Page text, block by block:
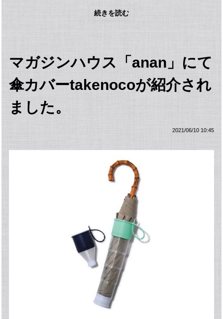
続きを読む
マガジンハウス「anan」にて
傘カバーtakenocoが紹介され
ました。
2021/06/10 10:45